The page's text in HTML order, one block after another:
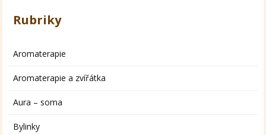
Rubriky
Aromaterapie
Aromaterapie a zvířátka
Aura – soma
Bylinky